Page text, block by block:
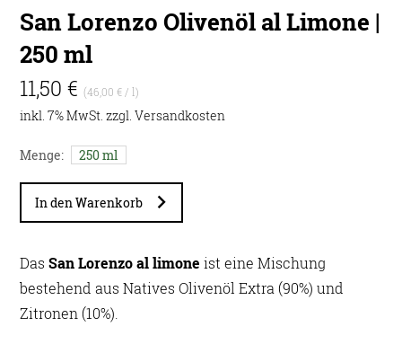
San Lorenzo Olivenöl al Limone |
250 ml
11,50 €(46,00 € / l)
inkl. 7% MwSt. zzgl.Versandkosten
Menge: 250 ml
In den Warenkorb
DasSan Lorenzo al limone ist eine Mischung
bestehend aus Natives Olivenöl Extra (90%) und
Zitronen (10%).